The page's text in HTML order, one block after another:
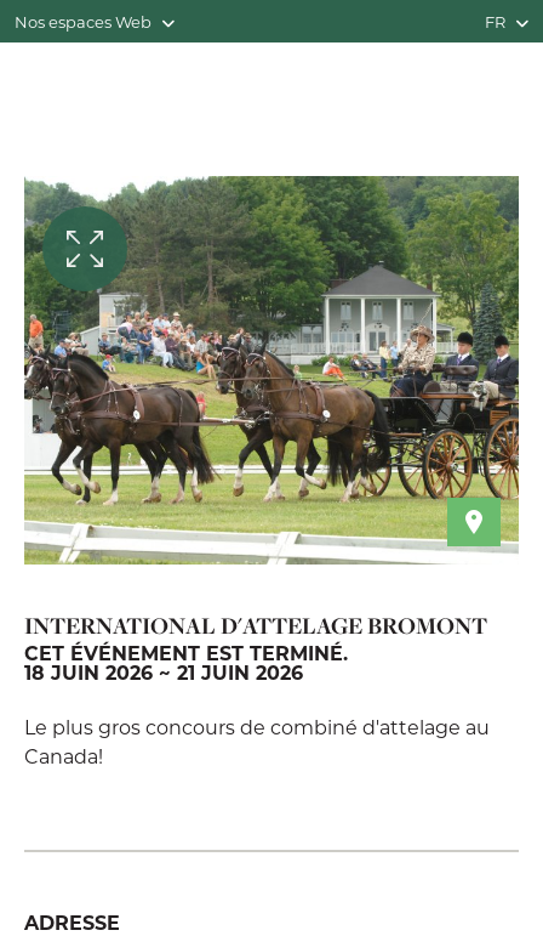
Nos espaces Web FR
INTERNATIONAL D'ATTELAGE BROMONT
CET ÉVÉNEMENT EST TERMINÉ.
18 JUIN 2026 ~ 21 JUIN 2026
Le plus gros concours de combiné d'attelage au
Canada!
ADRESSE